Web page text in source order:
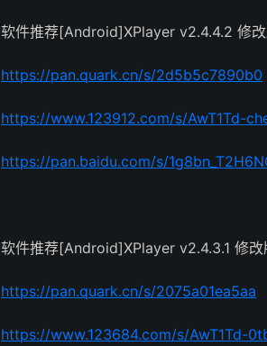
软件推荐[Android]XPlayer v2.4.4.2 修
https://pan.quark.cn/s/2d5b5c7890b0
https://www.123912.com/s/AwT1Td-
https://pan.baidu.com/s/
软件推荐[Android]XPlayer v2.4.3.1 修改
https://pan.quark.cn/s/2075a01ea5aa
https://www.123684.com/s/AwT1Td-